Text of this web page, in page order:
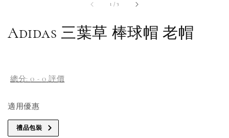
1 /3
Adidas 三葉草 棒球帽 老帽
總分:0 - 0 評價
適用優惠
禮品包裝